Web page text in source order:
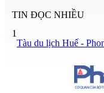
TIN ĐỌC NHIỀU
1
Tàu du lịch Huế -